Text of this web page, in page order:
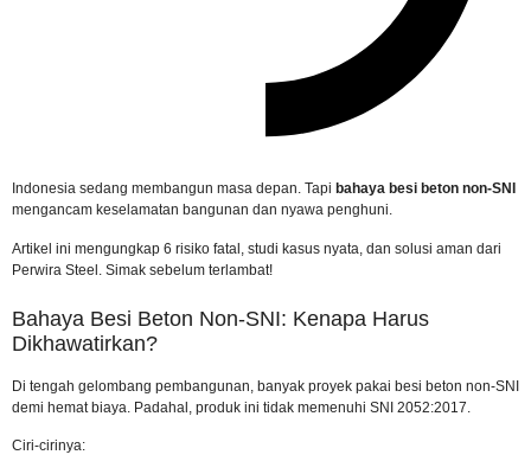
Indonesia sedang membangun masa depan. Tapi bahaya besi beton non-SNI
mengancam keselamatan bangunan dan nyawa penghuni.
Artikel ini mengungkap 6 risiko fatal, studi kasus nyata, dan solusi aman dari
Perwira Steel. Simak sebelum terlambat!
Bahaya Besi Beton Non-SNI: Kenapa Harus
Dikhawatirkan?
Di tengah gelombang pembangunan, banyak proyek pakai besi beton non-SNI
demi hemat biaya. Padahal, produk ini tidak memenuhi SNI 2052:2017.
Ciri-cirinya: